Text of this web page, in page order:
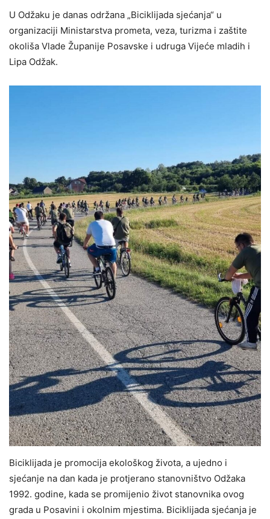
U Odžaku je danas održana „Biciklijada sjećanja“ u
organizaciji Ministarstva prometa, veza, turizma i zaštite
okoliša Vlade Županije Posavske i udruga Vijeće mladih i
Lipa Odžak.
Biciklijada je promocija ekološkog života, a ujedno i
sjećanje na dan kada je protjerano stanovništvo Odžaka
1992. godine, kada se promijenio život stanovnika ovog
grada u Posavini i okolnim mjestima. Biciklijada sjećanja je